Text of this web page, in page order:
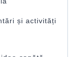
și activități